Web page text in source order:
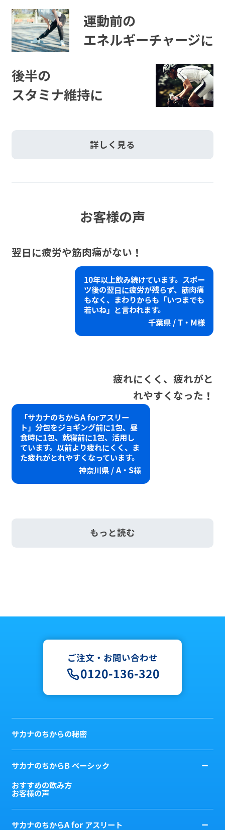
運動前の
エネルギーチャージに
後半の
スタミナ維持に
詳しく見る
お客様の声
翌日に疲労や筋肉痛がない！
10年以上飲み続けています。スポー
ツ後の翌日に疲労が残らず、筋肉痛
もなく、まわりからも「いつまでも
若いね」と言われます。
千葉県 / T・M様
疲れにくく、疲れがと
れやすくなった！
「サカナのちからA forアスリー
ト」分包をジョギング前に1包、昼
食時に1包、就寝前に1包、活用し
ています。以前より疲れにくく、ま
た疲れがとれやすくなっています。
神奈川県 / A・S様
もっと読む
ご注文・お問い合わせ
0120-136-320
サカナのちからの秘密
サカナのちからB ベーシック
おすすめの飲み方
お客様の声
サカナのちからA for アスリート